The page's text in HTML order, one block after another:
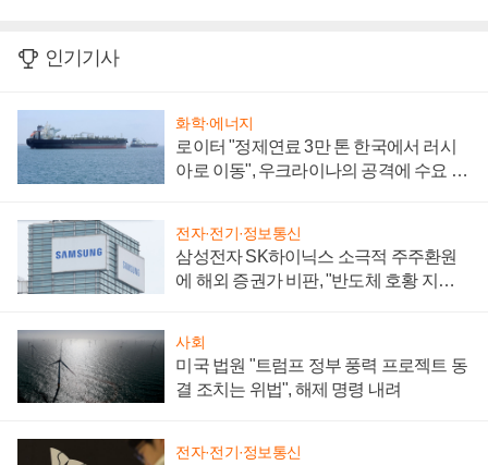
인기기사
화학·에너지
로이터 "정제연료 3만 톤 한국에서 러시
아로 이동", 우크라이나의 공격에 수요 늘
전자·전기·정보통신
삼성전자 SK하이닉스 소극적 주주환원
에 해외 증권가 비판, "반도체 호황 지속
사회
미국 법원 "트럼프 정부 풍력 프로젝트 동
결 조치는 위법", 해제 명령 내려
전자·전기·정보통신